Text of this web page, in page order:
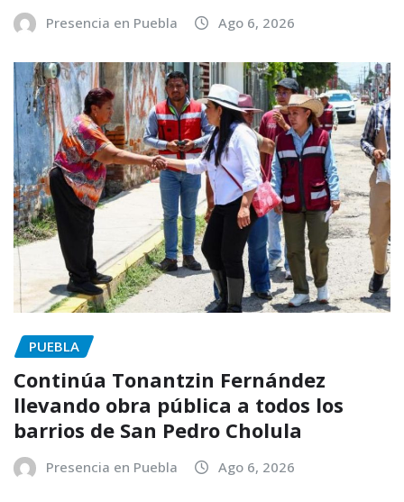
Presencia en Puebla Ago 6, 2026
PUEBLA
Continúa Tonantzin Fernández
llevando obra pública a todos los
barrios de San Pedro Cholula
Presencia en Puebla Ago 6, 2026